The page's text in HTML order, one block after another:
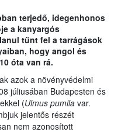
terjedő, idegenhonos
a kanyargós
tűnt fel a tarrágások
hogy angol és
óta van rá.
azok a növényvédelmi
júliusában Budapesten és
(Ulmus pumila var.
jelentős részét
nem azonosított